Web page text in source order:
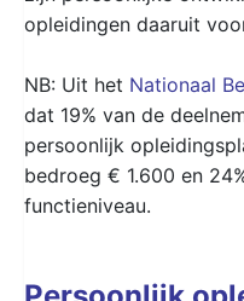
opleidingen daaruit
NB: Uit het Nationaal
dat 19% van de
persoonlijk
bedroeg € 1.600 en
functieniveau.